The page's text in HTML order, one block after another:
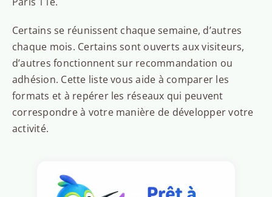
Certains se réunissent chaque semaine, d’autres
chaque mois. Certains sont ouverts aux visiteurs,
d’autres fonctionnent sur recommandation ou
adhésion. Cette liste vous aide à comparer les
formats et à repérer les réseaux qui peuvent
correspondre à votre manière de développer votre
activité.